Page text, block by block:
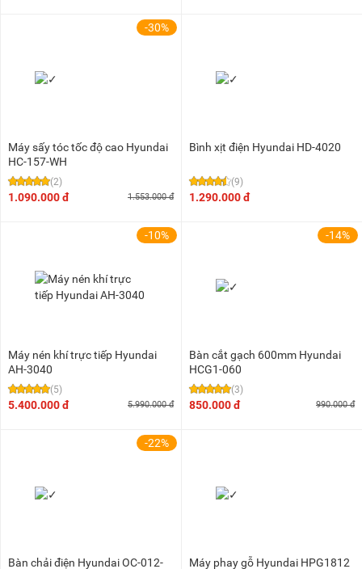
-30%
Máy sấy tóc tốc độ cao Hyundai
HC-157-WH
(2)
1.090.000 đ 1.553.000 đ
Bình xịt điện Hyundai HD-4020
(9)
1.290.000 đ
-10%
Máy nén khí trực tiếp Hyundai
AH-3040
(5)
5.400.000 đ 5.990.000 đ
-14%
Bàn cắt gạch 600mm Hyundai
HCG1-060
(3)
850.000 đ 990.000 đ
-22%
Bàn chải điện Hyundai OC-012- Máy phay gỗ Hyundai HPG1812